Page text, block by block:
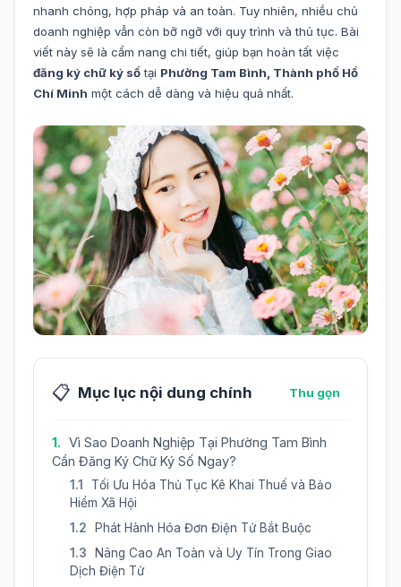
nhanh chóng, hợp pháp và an toàn. Tuy nhiên, nhiều chủ
doanh nghiệp vẫn còn bỡ ngỡ với quy trình và thủ tục. Bài
viết này sẽ là cẩm nang chi tiết, giúp bạn hoàn tất việc
đăng ký chữ ký sốtại Phường Tam Bình, Thành phố Hồ
Chí Minh một cách dễ dàng và hiệu quả nhất.
📋 Mục lục nội dung chính Thu gọn
Vì Sao Doanh Nghiệp Tại Phường Tam Bình
Cần Đăng Ký Chữ Ký Số Ngay?
Tối Ưu Hóa Thủ Tục Kê Khai Thuế và Bảo
Hiểm Xã Hội
Phát Hành Hóa Đơn Điện Tử Bắt Buộc
Nâng Cao An Toàn và Uy Tín Trong Giao
Dịch Điện Tử